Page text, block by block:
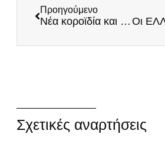
Προηγούμενο
Νέα κοροϊδία και απάτη του Μητσοτάκη με το επίδομα στόλου στους στρατιωτικούς – Αποκαλύπτουμε το φιάσκο
Σχετικές αναρτήσεις